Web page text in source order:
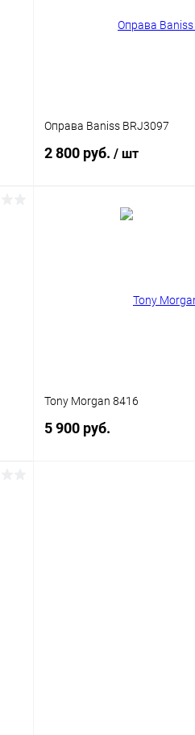
Оправа Baniss BRJ3097
2 800 руб. / шт
Tony Morgan 8416
5 900 руб.